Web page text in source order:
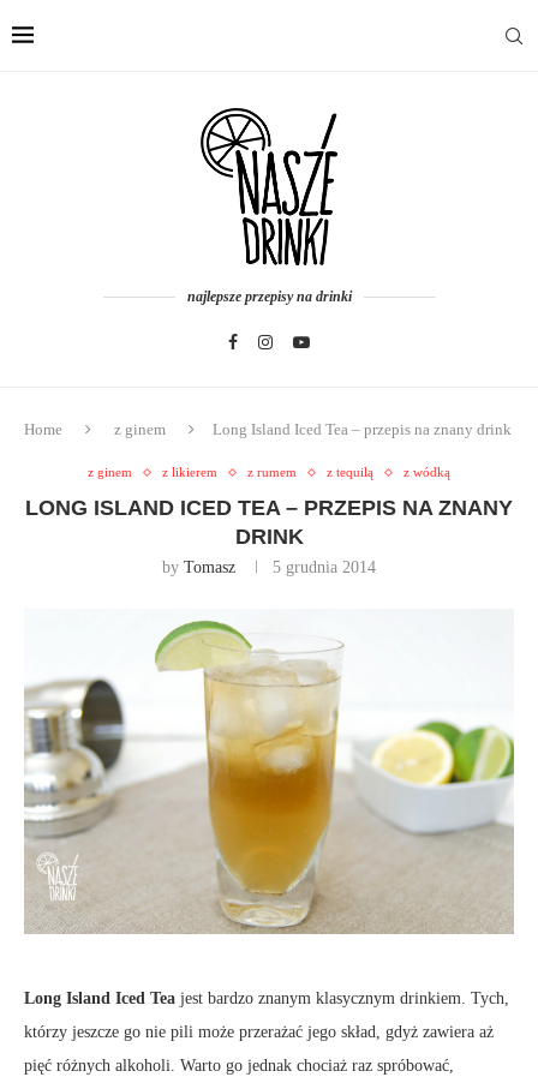
najlepsze przepisy na drinki
Home z ginem Long Island Iced Tea – przepis na znany drink
z ginem z likierem z rumem z tequilą z wódką
LONG ISLAND ICED TEA – PRZEPIS NA ZNANY
DRINK
by Tomasz 5 grudnia 2014
Long Island Iced Tea jest bardzo znanym klasycznym drinkiem. Tych,
którzy jeszcze go nie pili może przerażać jego skład, gdyż zawiera aż
pięć różnych alkoholi. Warto go jednak chociaż raz spróbować,